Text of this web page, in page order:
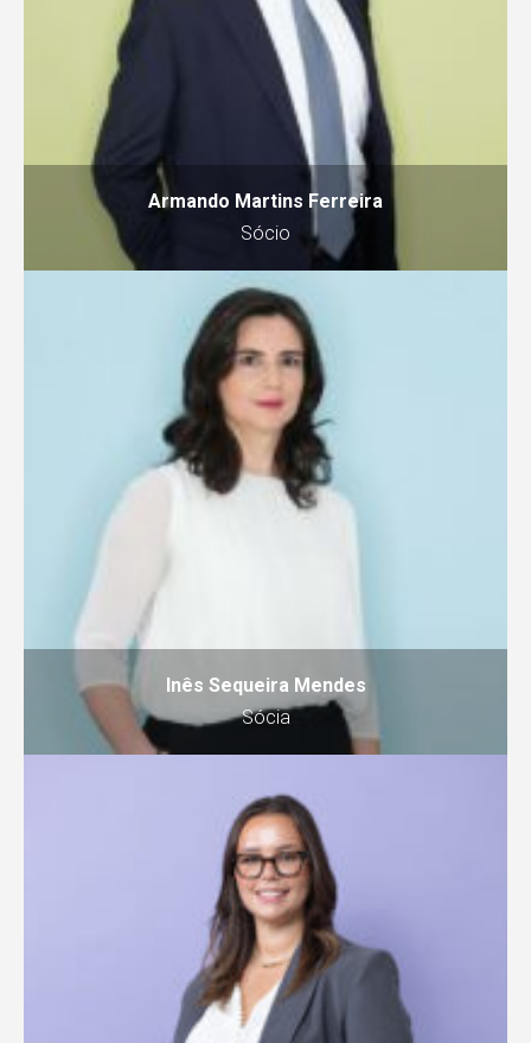
Armando Martins Ferreira
Sócio
Inês Sequeira Mendes
Sócia